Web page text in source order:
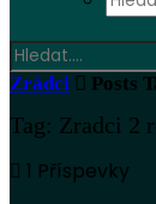
Zrádci Posts
Tag: Zradci 2
1 Příspevky